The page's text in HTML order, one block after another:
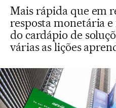
Mais rápida que em
resposta monetária e
do cardápio de
várias as lições